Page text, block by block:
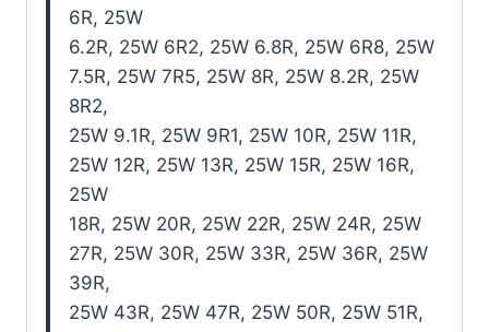
6R, 25W
6.2R, 25W 6R2, 25W 6.8R, 25W 6R8, 25W
7.5R, 25W 7R5, 25W 8R, 25W 8.2R, 25W
8R2,
25W 9.1R, 25W 9R1, 25W 10R, 25W 11R,
25W 12R, 25W 13R, 25W 15R, 25W 16R,
25W
18R, 25W 20R, 25W 22R, 25W 24R, 25W
27R, 25W 30R, 25W 33R, 25W 36R, 25W
39R,
25W 43R, 25W 47R, 25W 50R, 25W 51R,